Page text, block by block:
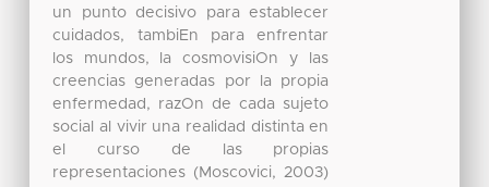
un punto decisivo para establecer
cuidados, tambiEn para enfrentar
los mundos, la cosmovisiOn y las
creencias generadas por la propia
enfermedad, razOn de cada sujeto
social al vivir una realidad distinta en
el curso de las propias
representaciones (Moscovici, 2003)